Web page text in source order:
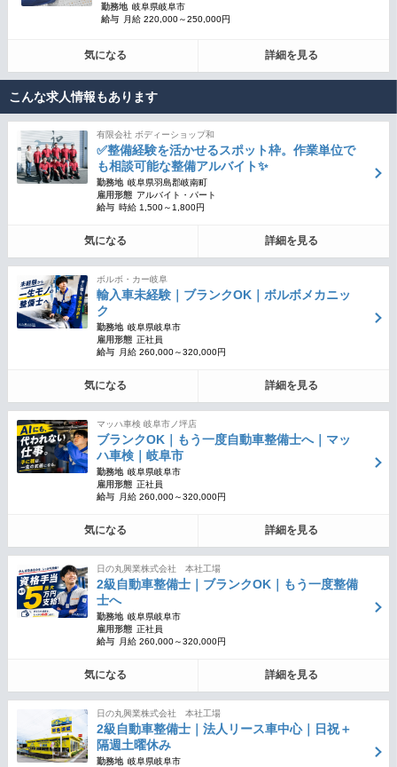
勤務地 岐阜県岐阜市
給与
月給 220,000～250,000円
気になる 詳細を見る
こんな求人情報もあります
有限会社 ボディーショップ和
✅整備経験を活かせるスポット枠。作業単位で
も相談可能な整備アルバイト✨
勤務地 岐阜県羽島郡岐南町
雇用形態 アルバイト・パート
給与 時給 1,500～1,800円
気になる 詳細を見る
ボルボ・カー岐阜
輸入車未経験｜ブランクOK｜ボルボメカニッ
ク
勤務地 岐阜県岐阜市
雇用形態 正社員
給与
月給 260,000～320,000円
気になる 詳細を見る
マッハ車検 岐阜市ノ坪店
ブランクOK｜もう一度自動車整備士へ｜マッ
ハ車検｜岐阜市
勤務地 岐阜県岐阜市
雇用形態 正社員
給与
月給 260,000～320,000円
気になる 詳細を見る
日の丸興業株式会社 本社工場
2級自動車整備士｜ブランクOK｜もう一度整備
士へ
勤務地 岐阜県岐阜市
雇用形態 正社員
給与
月給 260,000～320,000円
気になる 詳細を見る
日の丸興業株式会社 本社工場
2級自動車整備士｜法人リース車中心｜日祝＋
隔週土曜休み
勤務地 岐阜県岐阜市